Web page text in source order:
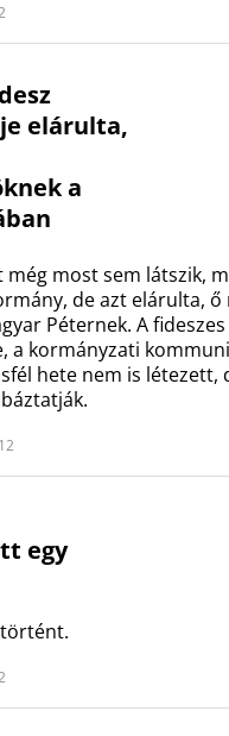
elárulta,
a
még most sem látszik,
de azt elárulta, ő
Péternek. A
a kormányzati
hete nem is létezett,
12
egy
történt.